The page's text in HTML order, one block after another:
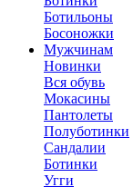
Ботильоны
Босоножки
Мужчинам
Новинки
Вся обувь
Мокасины
Пантолеты
Полуботинки
Сандалии
Ботинки
Угги